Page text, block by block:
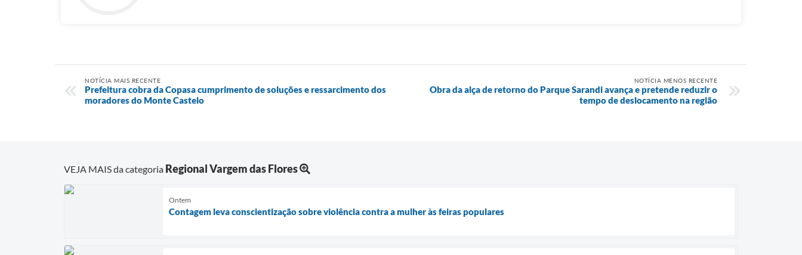
NOTÍCIA MAIS RECENTE
Prefeitura cobra da Copasa cumprimento de soluções e ressarcimento dos
moradores do Monte Castelo
NOTÍCIA MENOS RECENTE
Obra da alça de retorno do Parque Sarandi avança e pretende reduzir o
tempo de deslocamento na região
VEJA MAIS da categoria Regional Vargem das Flores
Ontem
Contagem leva conscientização sobre violência contra a mulher às feiras populares